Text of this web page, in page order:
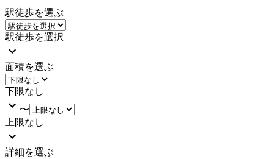
駅徒歩を選ぶ
駅徒歩を選択
面積を選ぶ
下限なし
〜
上限なし
詳細を選ぶ